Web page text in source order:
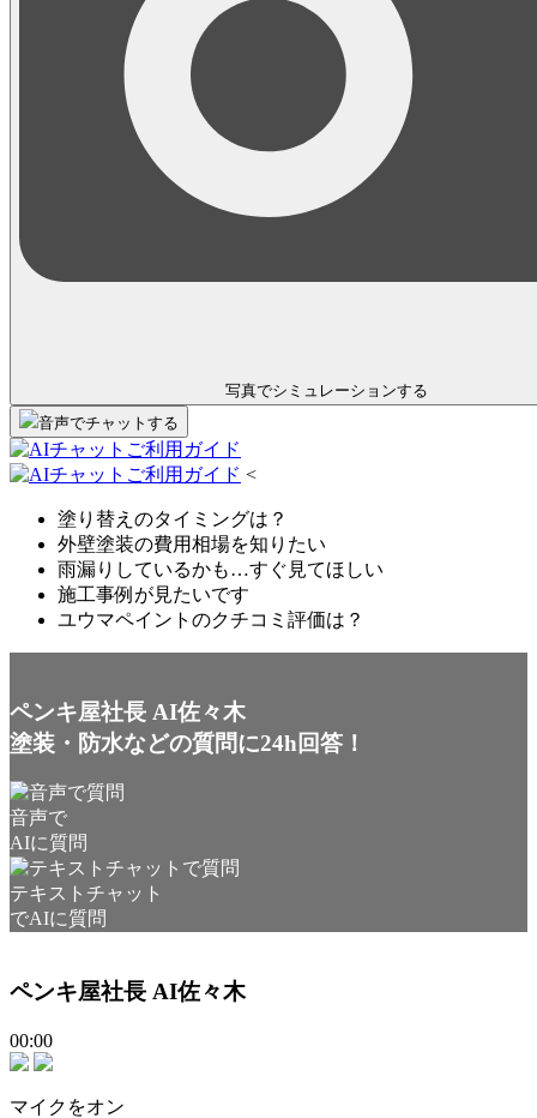
写真でシミュレーションする
音声でチャット する
<
塗り替えのタイミングは？
外壁塗装の費用相場を知りたい
雨漏りしているかも…すぐ見てほしい
施工事例が見たいです
ユウマペイントのクチコミ評価は？
ペンキ屋社長 AI佐々木
塗装・防水などの質問に24h回答！
音声で
AIに質問
テキストチャット
でAIに質問
ペンキ屋社長 AI佐々木
00:00
マイクをオン